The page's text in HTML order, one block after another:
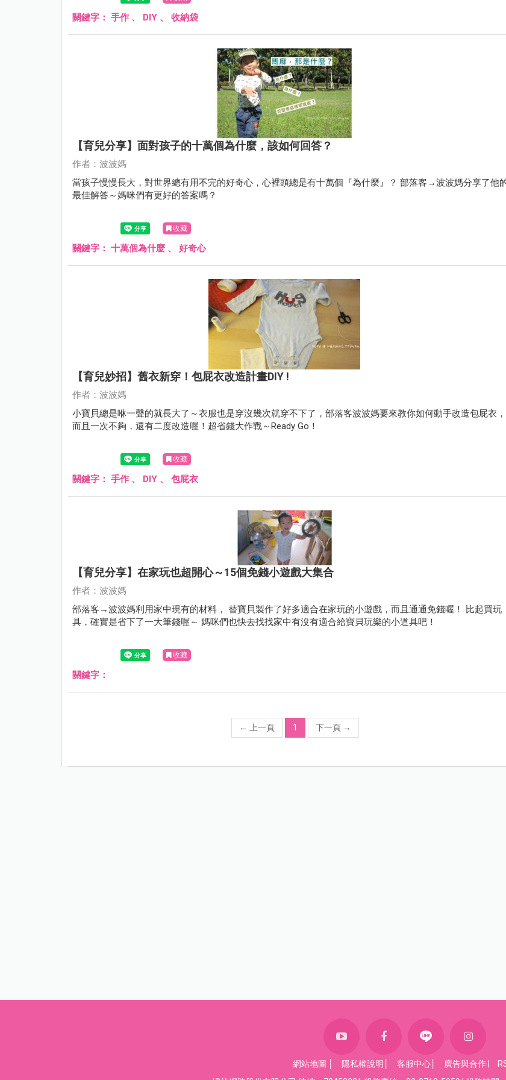
關鍵字： 手作 、 DIY 、 收納袋
【育兒分享】面對孩子的十萬個為什麼，該如何回答？
作者：波波媽
當孩子慢慢長大，對世界總有用不完的好奇心，心裡頭總是有十萬個『為什麼』？ 部落客→波波媽分享了他
最佳解答～媽咪們有更好的答案嗎？
收藏
關鍵字： 十萬個為什麼 、 好奇心
【育兒妙招】舊衣新穿！包屁衣改造計畫DIY !
作者：波波媽
小寶貝總是咻一聲的就長大了～衣服也是穿沒幾次就穿不下了，部落客波波媽要來教你如何動手改造包屁衣，
而且一次不夠，還有二度改造喔！超省錢大作戰～Ready Go！
收藏
關鍵字： 手作 、 DIY 、 包屁衣
【育兒分享】在家玩也超開心～15個免錢小遊戲大集合
作者：波波媽
部落客→波波媽利用家中現有的材料， 替寶貝製作了好多適合在家玩的小遊戲，而且通通免錢喔！ 比起買玩
具，確實是省下了一大筆錢喔～ 媽咪們也快去找找家中有沒有適合給寶貝玩樂的小道具吧！
收藏
關鍵字：
← 上一頁 1 下一頁 →
網站地圖 隱私權說明 客服中心 廣告與合作